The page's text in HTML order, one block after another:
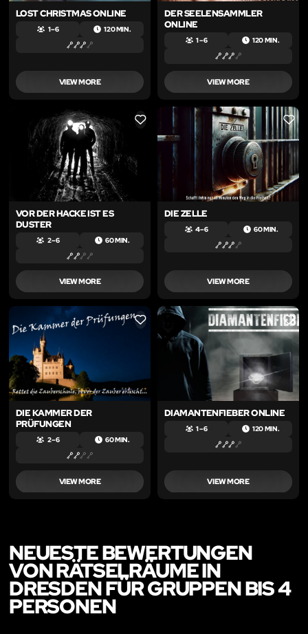
LOST CHRISTMAS ONLINE
1 – 6 120 MIN.
VIEW MORE
DER SEELENSAMMLER
ONLINE
1 – 6 120 MIN.
VIEW MORE
LIKE
VOR DER HACKE IST ES
DUSTER
2 – 6 60 MIN.
VIEW MORE
LIKE
DIE ZELLE
4 – 6 60 MIN.
VIEW MORE
LIKE
DIE KAMMER DER
PRÜFUNGEN
2 – 6 60 MIN.
VIEW MORE
LIKE
DIAMANTENFIEBER ONLINE
1 – 6 120 MIN.
VIEW MORE
NEUESTE BEWERTUNGEN
VON RÄTSELRÄUME IN
DRESDEN FÜR GRUPPEN BIS 4
PERSONEN